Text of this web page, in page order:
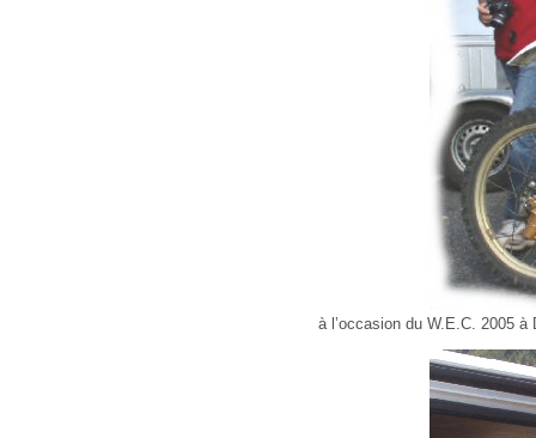
à l’occasion du W.E.C. 2005 à